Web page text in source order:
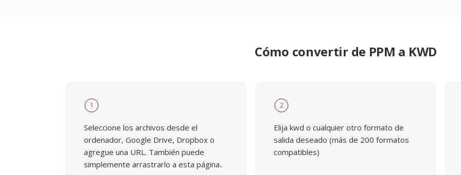
Cómo convertir de PPM a KWD
1
Seleccione los archivos desde el
ordenador, Google Drive, Dropbox o
agregue una URL. También puede
simplemente arrastrarlo a esta página..
2
Elija kwd o cualquier otro formato de
salida deseado (más de 200 formatos
compatibles)